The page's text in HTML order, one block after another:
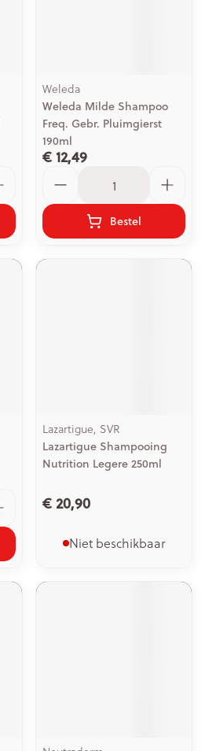
Weleda
Weleda Milde Shampoo
Freq. Gebr. Pluimgierst
190ml
€ 12,49
Bestel
Lazartigue, SVR
Lazartigue Shampooing
Nutrition Legere 250ml
€ 20,90
Niet beschikbaar